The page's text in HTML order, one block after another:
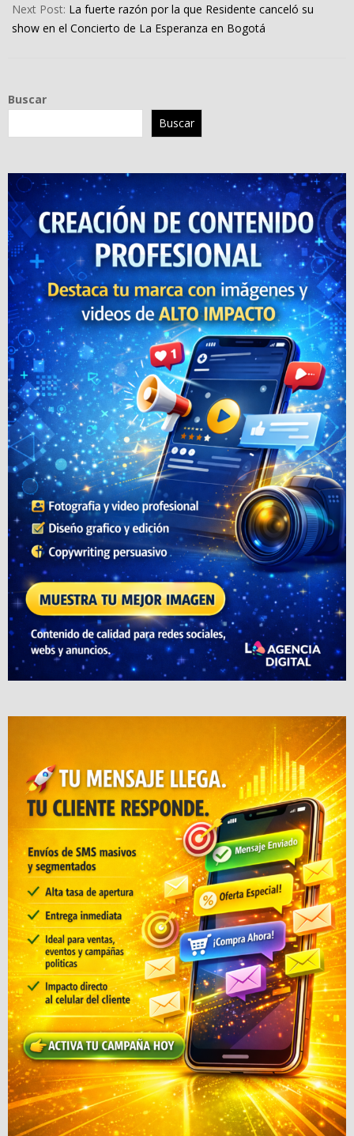
Next Post: La fuerte razón por la que Residente canceló su
show en el Concierto de La Esperanza en Bogotá
Buscar
Buscar